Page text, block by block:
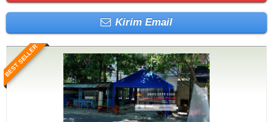
Kirim Email
BEST SELLER